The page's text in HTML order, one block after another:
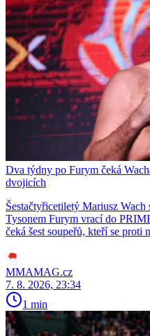
Dva týdny po Furym čeká
dvojicích
Šestačtyřicetiletý Mariusz
Tysonem Furym vrací do
čeká šest soupeřů, kteří se proti
MMAMAG.cz
7. 8. 2026, 23:34
1 min